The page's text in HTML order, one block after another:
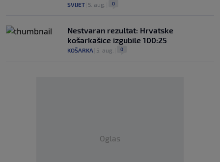
SVIJET 5. aug. 0
Nestvaran rezultat: Hrvatske
košarkašice izgubile 100:25
KOŠARKA 5. aug. 0
Oglas